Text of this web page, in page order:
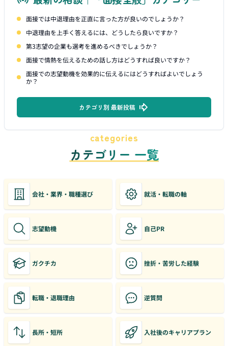
面接では中退理由を正直に言った方が良いのでしょうか？
中退理由を上手く答えるには、どうしたら良いですか？
第3志望の企業も選考を進めるべきでしょうか？
面接で情熱を伝えるための話し方はどうすれば良いですか？
面接での志望動機を効果的に伝えるにはどうすればよいでしょう
か？
カテゴリ別 最新投稿
categories
カテゴリー 一覧
会社・業界・職種選び 就活・転職の軸
志望動機 自己PR
ガクチカ 挫折・苦労した経験
転職・退職理由 逆質問
長所・短所 入社後のキャリアプラン